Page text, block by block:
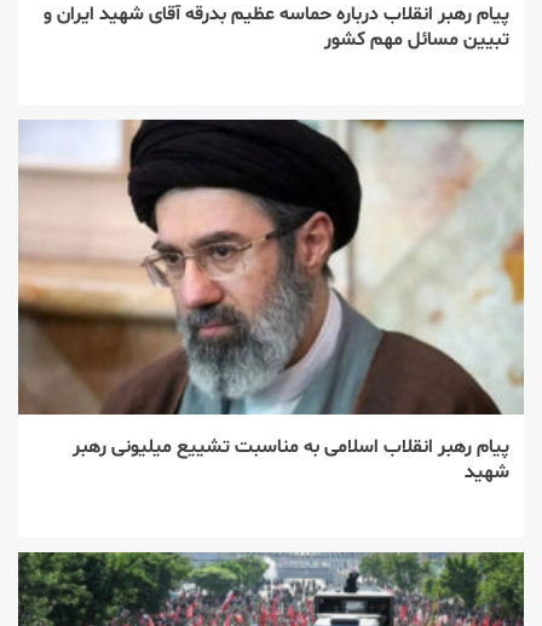
پیام رهبر انقلاب درباره حماسه عظیم بدرقه آقای شهید ایران و
تبیین مسائل مهم کشور
پیام رهبر انقلاب اسلامی به مناسبت تشییع میلیونی رهبر
شهید